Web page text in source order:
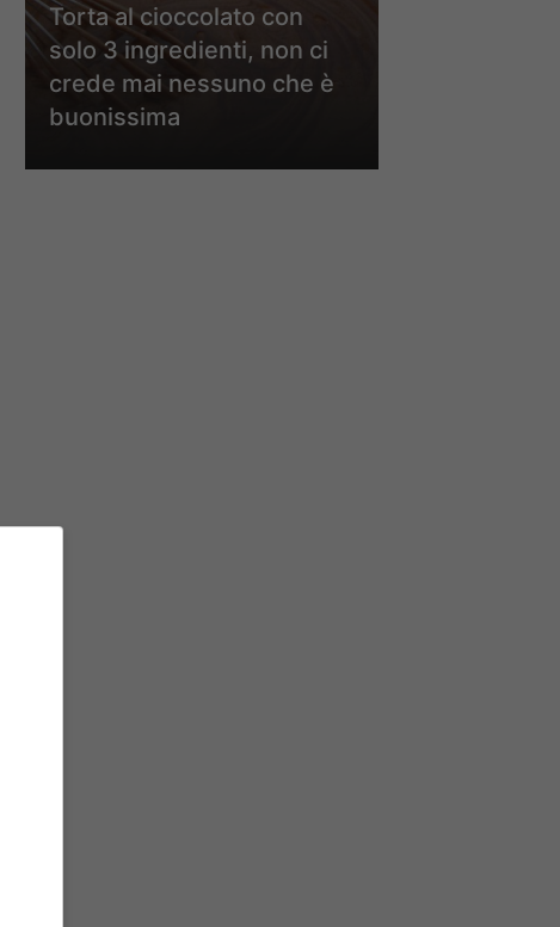
Torta al cioccolato con
solo 3 ingredienti, non ci
crede mai nessuno che è
buonissima